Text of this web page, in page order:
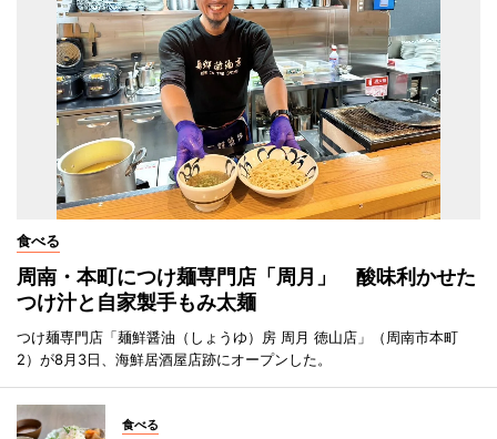
食べる
周南・本町につけ麺専門店「周月」 酸味利かせた
つけ汁と自家製手もみ太麺
つけ麺専門店「麺鮮醤油（しょうゆ）房 周月 徳山店」（周南市本町
2）が8月3日、海鮮居酒屋店跡にオープンした。
食べる